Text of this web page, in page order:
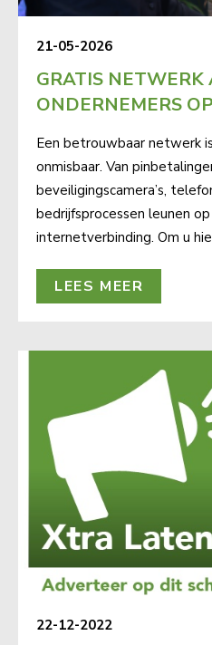
21-05-2026
GRATIS NETWERK
ONDERNEMERS
Een betrouwbaar netwerk
onmisbaar. Van
beveiligingscamera’s,
bedrijfsprocessen leunen
internetverbinding. Om u
LEES MEER
22-12-2022